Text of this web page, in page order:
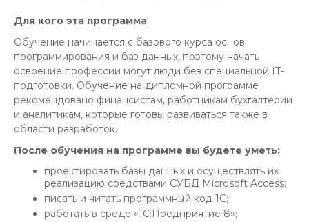
Для кого эта программа
Обучение начинается с базового курса основ
программирования и баз данных, поэтому начать
освоение профессии могут люди без специальной IT-
подготовки. Обучение на дипломной программе
рекомендовано финансистам, работникам бухгалтерии
и аналитикам, которые готовы развиваться также в
области разработок.
После обучения на программе вы будете уметь:
проектировать базы данных и осуществлять их
реализацию средствами СУБД Microsoft Access;
писать и читать программный код 1С;
работать в среде «1С:Предприятие 8»;